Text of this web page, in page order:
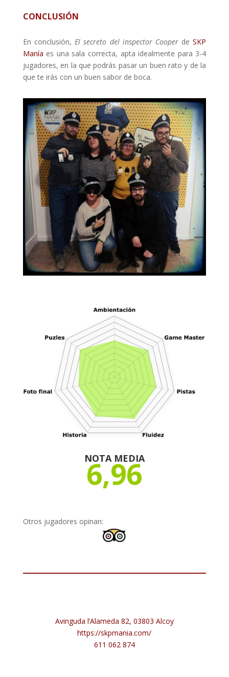
CONCLUSIÓN
En conclusión, El secreto del inspector CooperdeSKP
Manía es una sala correcta, apta idealmente para 3-4
jugadores, en la que podrás pasar un buen rato y de la
que te irás con un buen sabor de boca.
NOTA MEDIA
6,96
Otros jugadores opinan:
Avinguda l’Alameda 82, 03803 Alcoy
https://skpmania.com/
611 062 874